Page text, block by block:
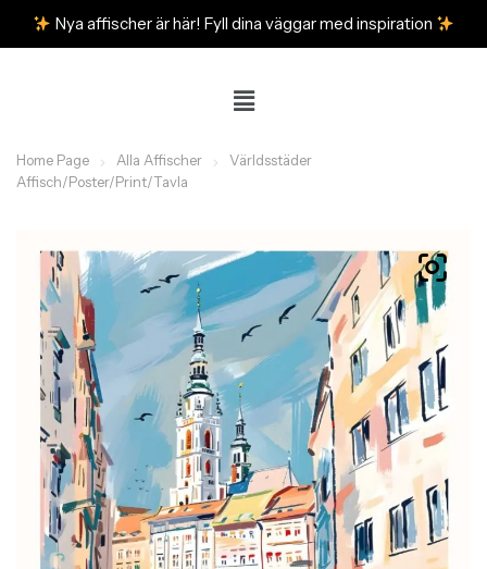
Nya affischer är här! Fyll dina väggar med inspiration
Home Page Alla Affischer
Världsstäder
Affisch/Poster/Print/Tavla